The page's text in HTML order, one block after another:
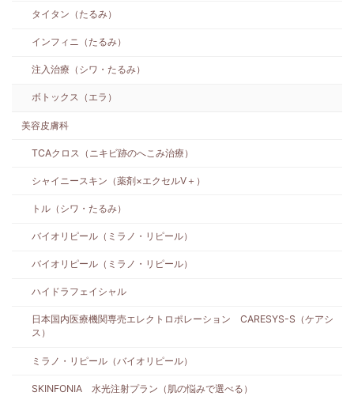
タイタン（たるみ）
インフィニ（たるみ）
注入治療（シワ・たるみ）
ボトックス（エラ）
美容皮膚科
TCAクロス（ニキビ跡のへこみ治療）
シャイニースキン（薬剤×エクセルV＋）
トル（シワ・たるみ）
バイオリピール（ミラノ・リピール）
バイオリピール（ミラノ・リピール）
ハイドラフェイシャル
日本国内医療機関専売エレクトロポレーション CARESYS-S（ケアシ
ス）
ミラノ・リピール（バイオリピール）
SKINFONIA 水光注射プラン（肌の悩みで選べる）